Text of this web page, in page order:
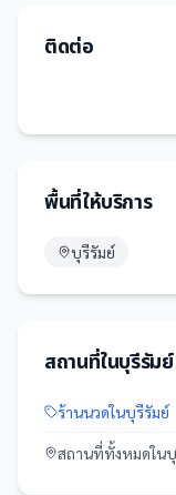
ติดต่อ
พื้นที่ให้บริการ
บุรีรัมย์
สถานที่ในบุรีรัมย์
ร้านนวดในบุรีรัมย์
สถานที่ทั้งหมดใน